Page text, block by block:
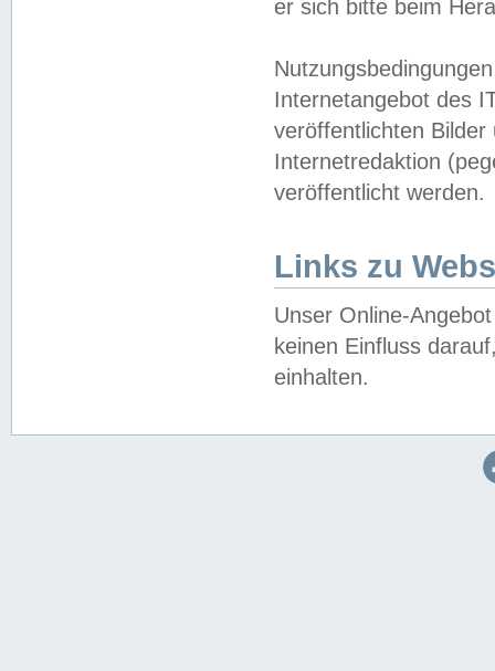
er sich bitte beim
Internetangebot des
veröffentlichten
Internetredaktion
veröffentlicht werden.
Links zu
Unser Online-
keinen Einfluss
einhalten.